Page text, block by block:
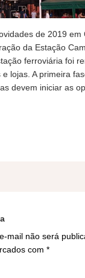
de 2019 em
da Estação
ferroviária foi
lojas. A primeira
devem iniciar as
mail não será
com *